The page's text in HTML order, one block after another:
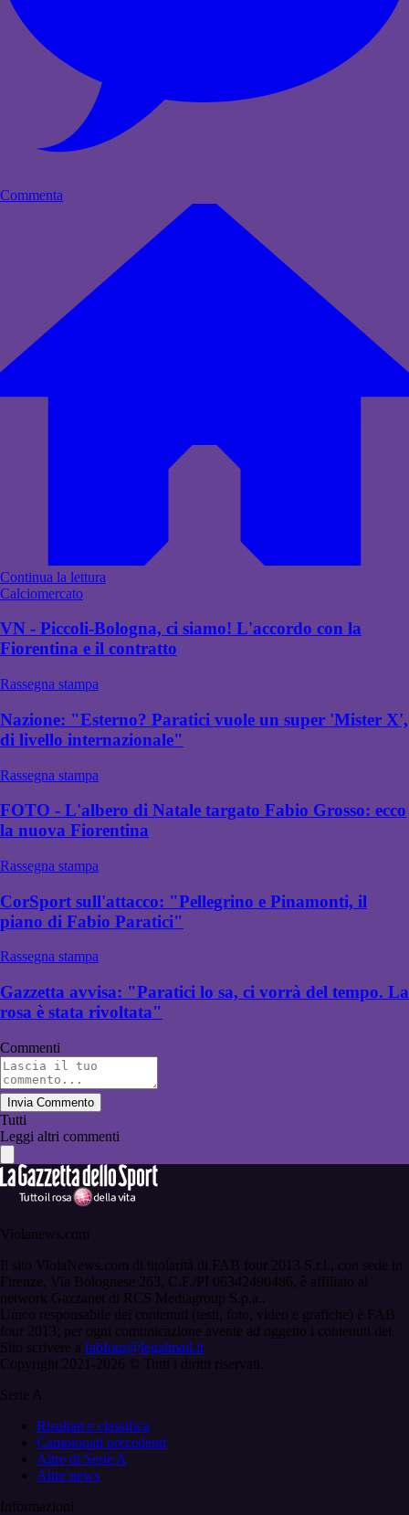
Commenta
Continua la lettura
Calciomercato
VN - Piccoli-Bologna, ci siamo! L'accordo con la
Fiorentina e il contratto
Rassegna stampa
Nazione: "Esterno? Paratici vuole un super 'Mister X',
di livello internazionale"
Rassegna stampa
FOTO - L'albero di Natale targato Fabio Grosso: ecco
la nuova Fiorentina
Rassegna stampa
CorSport sull'attacco: "Pellegrino e Pinamonti, il
piano di Fabio Paratici"
Rassegna stampa
Gazzetta avvisa: "Paratici lo sa, ci vorrà del tempo. La
rosa è stata rivoltata"
Commenti
Invia Commento
Tutti
Leggi altri commenti
Violanews.com
Il sito ViolaNews.com di titolarità di FAB four 2013 S.r.l., con sede in
Firenze, Via Bolognese 263, C.F./PI 06342490486, è affiliato al
network Gazzanet di RCS Mediagroup S.p.a..
Unico responsabile dei contenuti (testi, foto, video e grafiche) è FAB
four 2013; per ogni comunicazione avente ad oggetto i contenuti del
Sito scrivere a fabfour@legalmail.it
Copyright 2021-2026 © Tutti i diritti riservati.
Serie A
Risultati e classifica
Campionati precedenti
Altre di Serie A
Altre news
Informazioni